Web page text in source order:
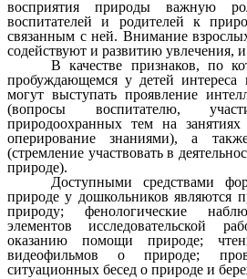
восприятия природы важную
воспитателей и родителей к
связанным с ней. Внимание
содействуют и развитию увлечения, и
В качестве признаков, по
пробуждающемся у детей
могут выступать проявление
(вопросы воспитателю,
природоохранных тем на
оперирование знаниями), а
(стремление участвовать в
природе).
Доступными средствами
природе у дошкольников являются
природу; фенологические
элементов исследовательской
оказанию помощи природе;
видеофильмов о природе;
ситуационных бесед о природе и